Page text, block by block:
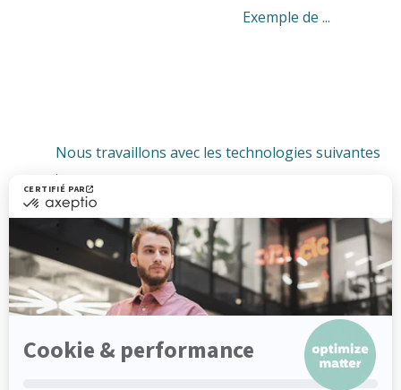
Exemple de ...
Nous travaillons avec les technologies suivantes
:
•
•
•